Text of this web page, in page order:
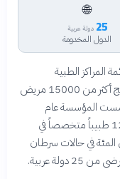
🌐
25 دولة عربية
الدول المخدومة
الطبية
المتخصصة في منطقة الشرق الأوسط، حيث تعالج أكثر من 15000 مريض
أسست المؤسسة عام
2000 برعاية ملكية مباشرة وتضم فريقاً من 120 طبيباً متخصصاً في
حققت المركز معدل شفاء يصل إلى 68 في المئة في حالات سرطان
عربية.